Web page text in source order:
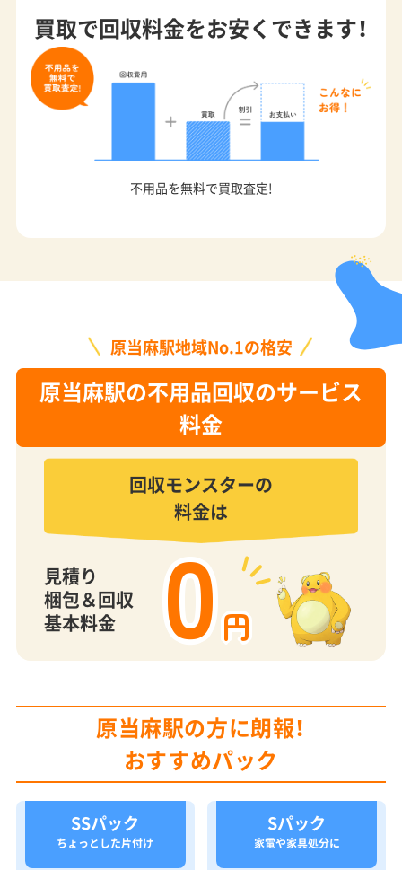
買取で回収料金をお安くできます！
不用品を無料で買取査定!
原当麻駅地域No.1の格安
原当麻駅の不用品回収のサービス
料金
回収モンスターの
料金は
見積り
梱包＆回収
基本料金
0円
原当麻駅の方に朗報！
おすすめパック
SSパック
ちょっとした片付け
Sパック
家電や家具処分に